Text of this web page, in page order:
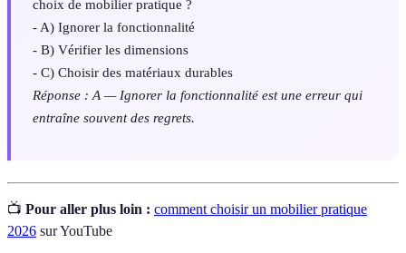
choix de mobilier pratique ?
- A) Ignorer la fonctionnalité
- B) Vérifier les dimensions
- C) Choisir des matériaux durables
Réponse : A — Ignorer la fonctionnalité est une erreur qui
entraîne souvent des regrets.
📺 Pour aller plus loin : comment choisir un mobilier pratique
2026 sur YouTube